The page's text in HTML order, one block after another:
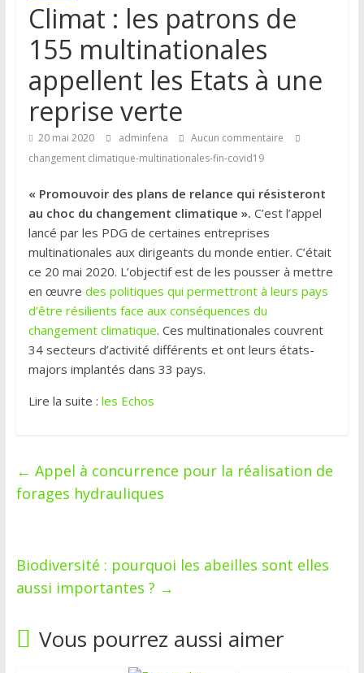
Climat : les patrons de
155 multinationales
appellent les Etats à une
reprise verte
20 mai 2020 adminfena
Aucun commentaire
changement climatique-multinationales-fin-covid19
« Promouvoir des plans de relance qui résisteront
au choc du changement climatique ». C’est l’appel
lancé par les PDG de certaines entreprises
multinationales aux dirigeants du monde entier. C’était
ce 20 mai 2020. L’objectif est de les pousser à mettre
en œuvre des politiques qui permettront à leurs pays
d’être résilients face aux conséquences du
changement climatique. Ces multinationales couvrent
34 secteurs d’activité différents et ont leurs états-
majors implantés dans 33 pays.
Lire la suite : les Echos
← Appel à concurrence pour la réalisation de
forages hydrauliques
Biodiversité : pourquoi les abeilles sont elles
aussi importantes ? →
Vous pourrez aussi aimer